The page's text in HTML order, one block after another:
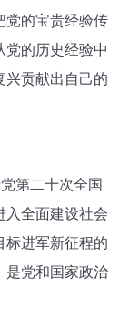
党的宝贵经验传
党的历史经验中
兴贡献出自己的
第二十次全国
入全面建设社会
标进军新征程的
是党和国家政治